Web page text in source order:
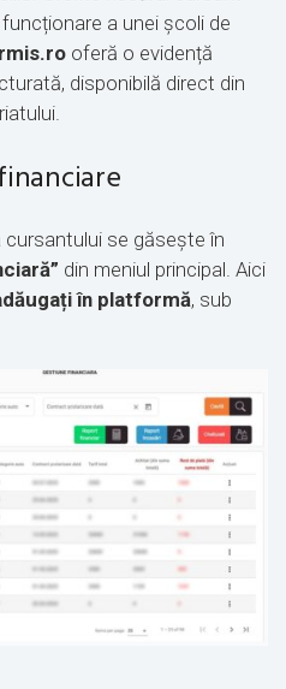
a unei școli de
oferă o evidență
disponibilă direct din
cursantului se găsește în
din meniul principal. Aici
în platformă, sub